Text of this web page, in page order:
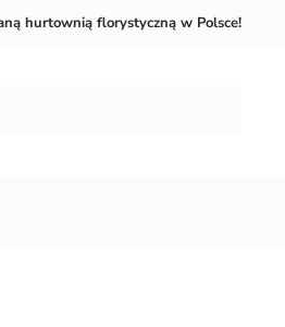
hurtownią florystyczną w Polsce!